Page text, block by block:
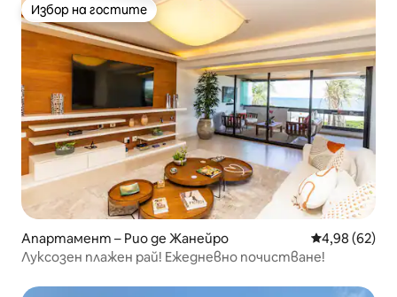
Избор на гостите
Избор на гостите
Апартамент – Рио де Жанейро Средна
4,98 (62)
Луксозен плажен рай! Ежедневно почистване!